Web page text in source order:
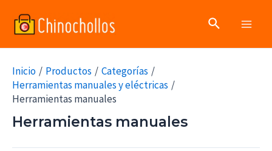
Buscar
Inicio Productos
Categorías
Herramientas manuales y eléctricas
Herramientas manuales
Herramientas manuales